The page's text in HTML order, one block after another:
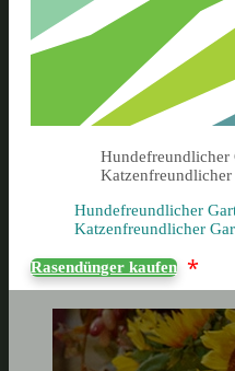
Hundefreundlicher
Katzenfreundlicher
Hundefreundlicher
Katzenfreundlicher
Rasendünger kaufen *